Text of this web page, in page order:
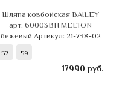
Шляпа ковбойская BAILEY
арт. 60003BH MELTON
бежевый Артикул: 21-738-02
57 59
17990 руб.